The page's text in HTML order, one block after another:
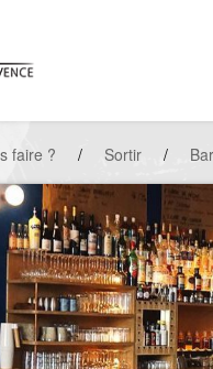
faire ? / Sortir /